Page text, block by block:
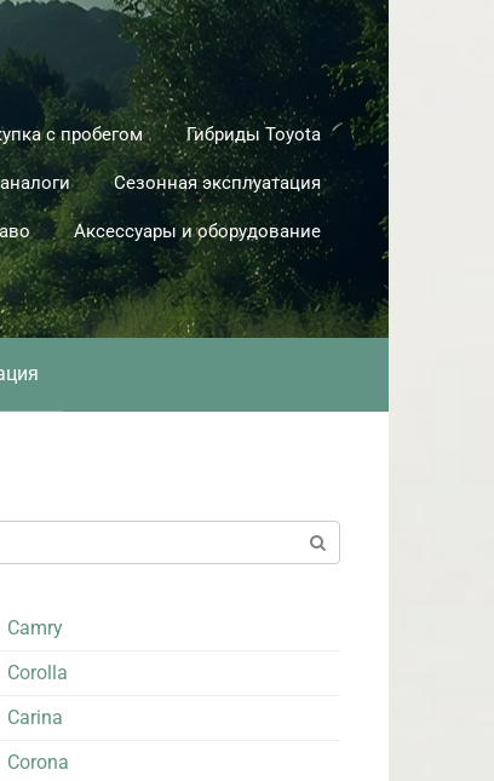
с пробегом Гибриды Toyota
Сезонная эксплуатация
Аксессуары и оборудование
Camry
Corolla
Carina
Corona